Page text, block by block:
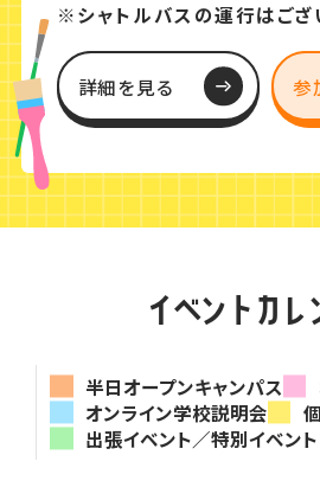
※シャトルバスの運行はござ
詳細を見る 参
イベントカレ
半日オープンキャンパス
オンライン学校説明会
出張イベント／特別イベント